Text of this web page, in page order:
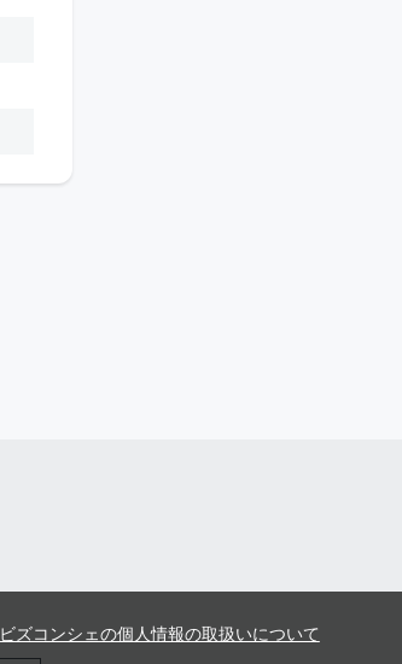
ビズコンシェの個人情報の取扱いについて